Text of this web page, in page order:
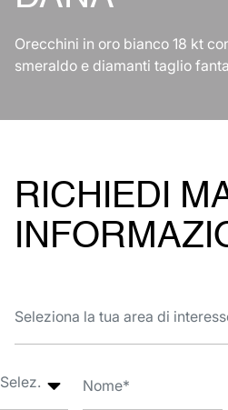
Orecchini in oro bianco 18 kt
smeraldo e diamanti taglio
RICHIEDI